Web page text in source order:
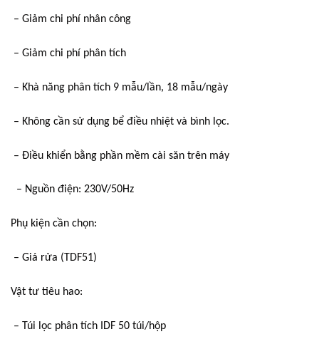
– Giảm chi phí nhân công
– Giảm chi phí phân tích
– Khà năng phân tích 9 mẫu/lần, 18 mẫu/ngày
– Không cần sử dụng bể điều nhiệt và bình lọc.
– Điều khiển bằng phần mềm cài săn trên máy
– Nguồn điện: 230V/50Hz
Phụ kiện cần chọn:
– Giá rửa (TDF51)
Vật tư tiêu hao:
– Túi lọc phân tích IDF 50 túi/hộp